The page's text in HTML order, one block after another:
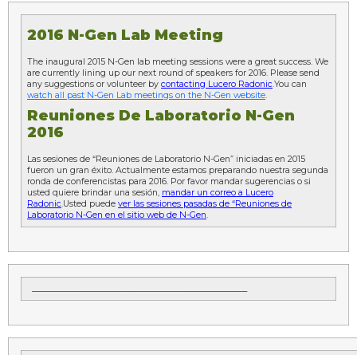
2016 N-Gen Lab Meeting
The inaugural 2015 N-Gen lab meeting sessions were a great success. We
are currently lining up our next round of speakers for 2016. Please send
any suggestions or volunteer by contacting Lucero Radonic.You can
watch all past N-Gen Lab meetings on the N-Gen website.
Reuniones De Laboratorio N-Gen
2016
Las sesiones de “Reuniones de Laboratorio N-Gen” iniciadas en 2015
fueron un gran éxito. Actualmente estamos preparando nuestra segunda
ronda de conferencistas para 2016. Por favor mandar sugerencias o si
usted quiere brindar una sesión, mandar un correo a Lucero
Radonic.Usted puede ver las sesiones pasadas de “Reuniones de
Laboratorio N-Gen en el sitio web de N-Gen.